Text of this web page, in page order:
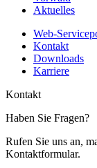
Aktuelles
Web-
Kontakt
Downloads
Karriere
Kontakt
Haben Sie Fragen?
Rufen Sie uns an,
Kontaktformular.